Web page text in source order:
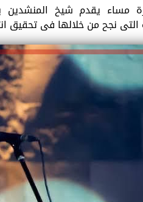
مساء يقدم شيخ المنشدين
التى نجح من خلالها فى تحقيق